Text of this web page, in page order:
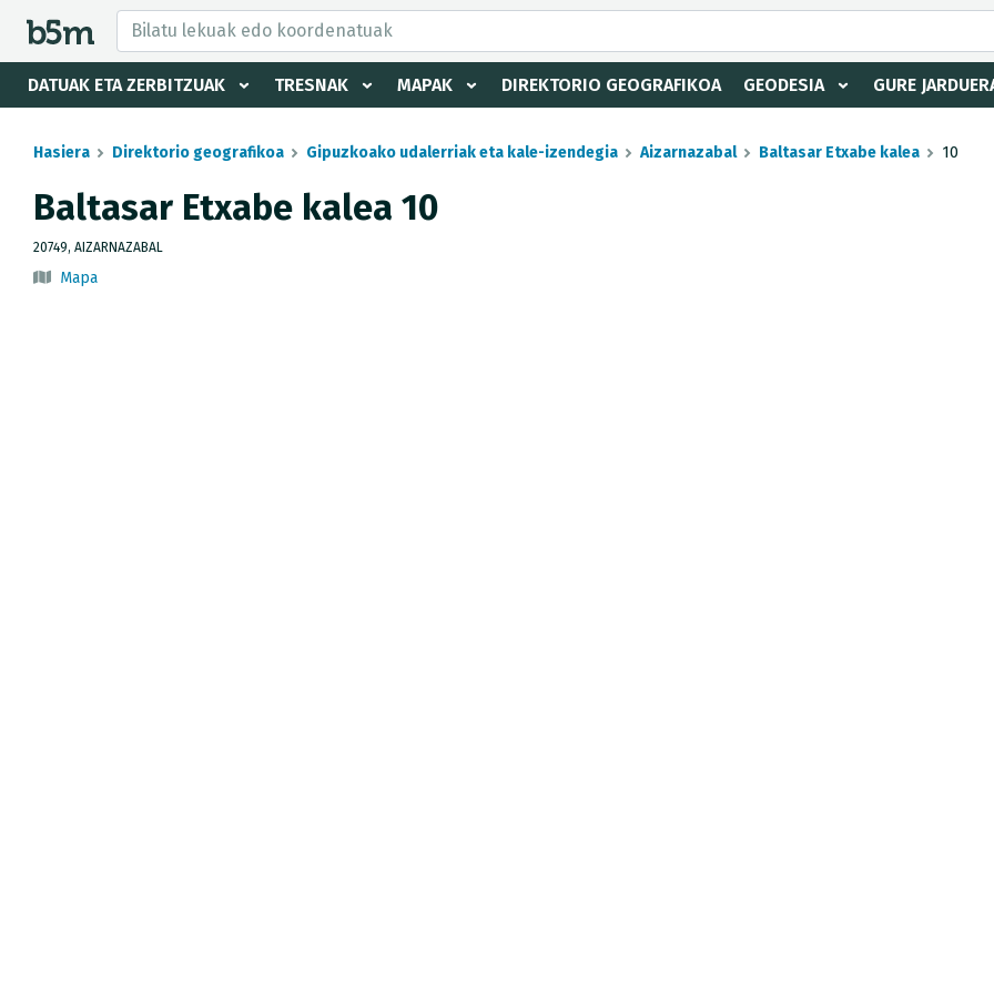
DATUAK ETA ZERBITZUAK TRESNAK MAPAK DIREKTORIO GEOGRAFIKOA GEODESIA GURE
eta direktorioa izkutatu
Hasiera Direktorio geografikoa Gipuzkoako udalerriak eta kale-izendegia Aizarnazabal Baltasar Etxabe kalea 10
Baltasar Etxabe kalea 10
20749, AIZARNAZABAL
Mapa